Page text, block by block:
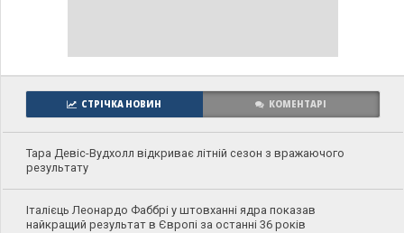
СТРІЧКА НОВИН КОМЕНТАРІ
Тара Девіс-Вудхолл відкриває літній сезон з вражаючого
результату
Італієць Леонардо Фаббрі у штовханні ядра показав
найкращий результат в Європі за останні 36 років